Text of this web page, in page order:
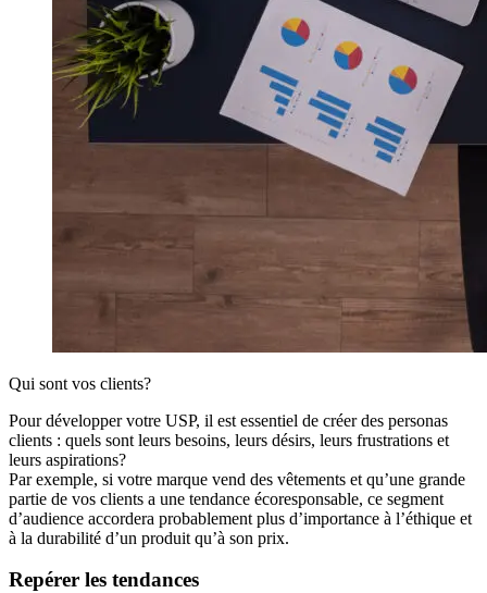
Qui sont vos clients?
Pour développer votre USP, il est essentiel de créer des personas
clients : quels sont leurs besoins, leurs désirs, leurs frustrations et
leurs aspirations?
Par exemple, si votre marque vend des vêtements et qu’une grande
partie de vos clients a une tendance écoresponsable, ce segment
d’audience accordera probablement plus d’importance à l’éthique et
à la durabilité d’un produit qu’à son prix.
Repérer les tendances